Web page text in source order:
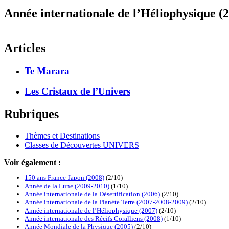
Année internationale de l’Héliophysique
Articles
Te Marara
Les Cristaux de l’Univers
Rubriques
Thèmes et Destinations
Classes de Découvertes UNIVERS
Voir également :
150 ans France-Japon (2008) (2/10)
Année de la Lune (2009-2010) (1/10)
Année internationale de la Désertification (2006) (2/10)
Année internationale de la Planète Terre (2007-2008-2009) (2/10)
Année internationale de l’Héliophysique (2007) (2/10)
Année internationale des Récifs Coralliens (2008) (1/10)
Année Mondiale de la Physique (2005) (2/10)